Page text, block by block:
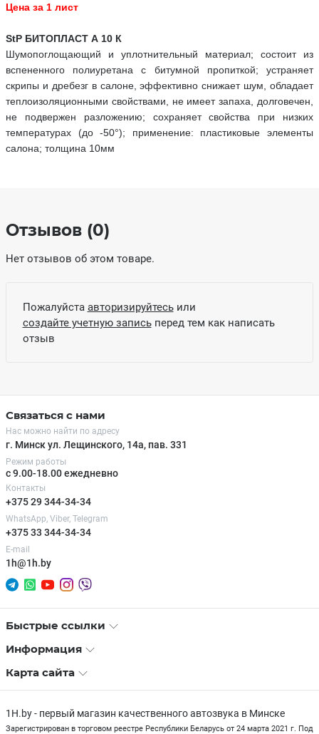
Цена за 1 лист
StP БИТОПЛАСТ А 10 К
Шумопоглощающий и уплотнительный материал; состоит из
вспененного полиуретана с битумной пропиткой; устраняет
скрипы и дребезг в салоне, эффективно снижает шум, обладает
теплоизоляционными свойствами, не имеет запаха, долговечен,
не подвержен разложению; сохраняет свойства при низких
температурах (до -50°); применение: пластиковые элементы
салона; толщина 10мм
Отзывов (0)
Нет отзывов об этом товаре.
Пожалуйста авторизируйтесьили
создайте учетную записьперед тем как написать
отзыв
Связаться с нами
Нас можно найти по адресу
г. Минск ул. Лещинского, 14а, пав. 331
Режим работы
с 9.00-18.00 ежедневно
Контакты
+375 29 344-34-34
WhatsApp, Viber, Telegram
+375 33 344-34-34
E-mail
1h@1h.by
Быстрые ссылки
Информация
Карта сайта
1H.by - первый магазин качественного автозвука в Минске
Зарегистрирован в торговом реестре Республики Беларусь от 24 марта 2021 г. Под